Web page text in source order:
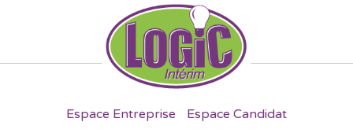
Espace Entreprise
Espace Candidat